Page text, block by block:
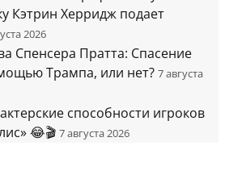
Кэтрин Херридж подает
2026
Спенсера Пратта: Спасение
Трампа, или нет? 7 августа
способности игроков
😂🎬 7 августа 2026